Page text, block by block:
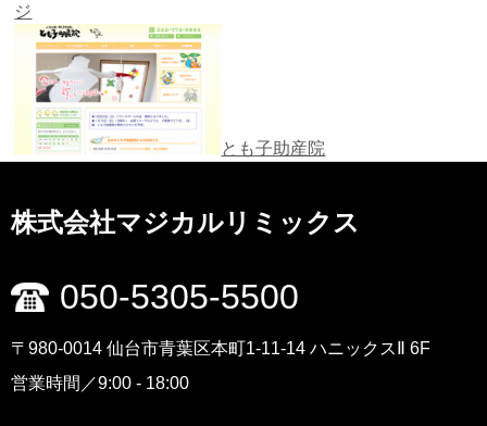
ジ
とも子助産院
株式会社マジカルリミックス
050-5305-5500
〒980-0014 仙台市青葉区本町1-11-14 ハニックスⅡ 6F
営業時間／9:00 - 18:00